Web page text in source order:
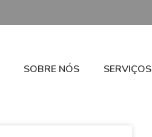
SOBRE NÓS SERVIÇOS